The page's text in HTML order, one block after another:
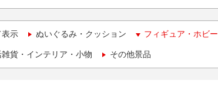
表示 ぬいぐるみ・クッション フィギュア・ホビー
貨・インテリア・小物 その他景品